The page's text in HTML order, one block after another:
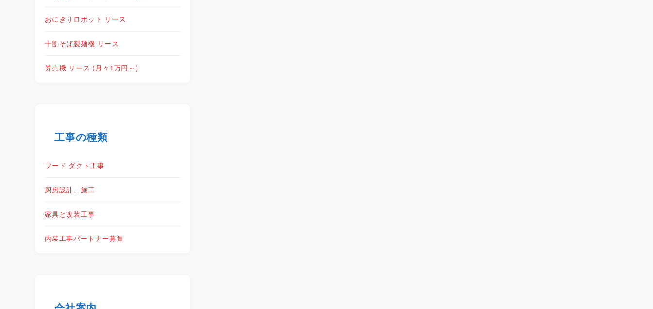
おにぎりロボット リース
十割そば製麺機 リース
券売機 リース (月々1万円～)
工事の種類
フード ダクト工事
厨房設計、施工
家具と改装工事
内装工事パートナー募集